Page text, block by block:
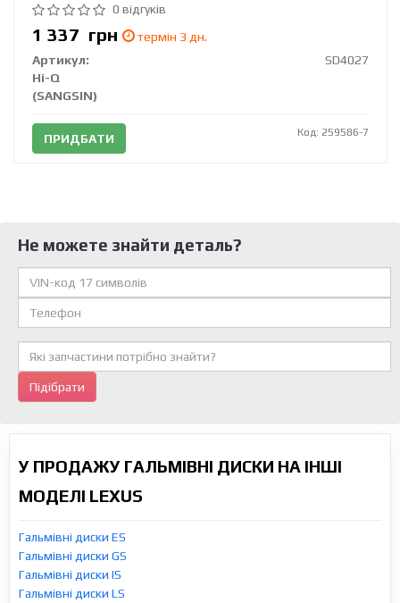
0 відгуків
1 337 грн
термін 3 дн.
Артикул:
SD4027
Hi-Q
(SANGSIN)
ПРИДБАТИ Код: 259586-7
Не можете знайти деталь?
Підібрати
У ПРОДАЖУ ГАЛЬМІВНІ ДИСКИ НА ІНШІ
МОДЕЛІ LEXUS
Гальмівні диски ES
Гальмівні диски GS
Гальмівні диски IS
Гальмівні диски LS